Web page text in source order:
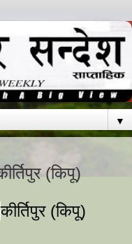
▼
(किपू)
कीर्तिपुर (किपू)